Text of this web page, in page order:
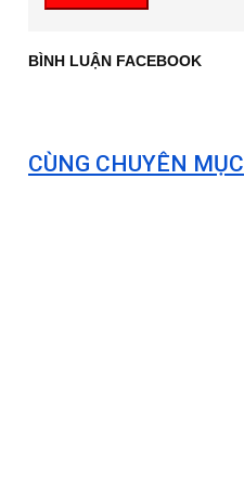
BÌNH LUẬN FACEBOOK
CÙNG CHUYÊN MỤC